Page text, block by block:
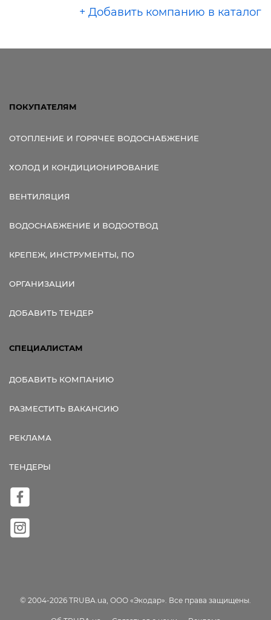
+ Добавить компанию в каталог
ПОКУПАТЕЛЯМ
ОТОПЛЕНИЕ И ГОРЯЧЕЕ ВОДОСНАБЖЕНИЕ
ХОЛОД И КОНДИЦИОНИРОВАНИЕ
ВЕНТИЛЯЦИЯ
ВОДОСНАБЖЕНИЕ И ВОДООТВОД
КРЕПЕЖ, ИНСТРУМЕНТЫ, ПО
ОРГАНИЗАЦИИ
ДОБАВИТЬ ТЕНДЕР
СПЕЦИАЛИСТАМ
ДОБАВИТЬ КОМПАНИЮ
РАЗМЕСТИТЬ ВАКАНСИЮ
РЕКЛАМА
ТЕНДЕРЫ
© 2004-2026 TRUBA.ua, ООО «Экодар». Все права защищены.